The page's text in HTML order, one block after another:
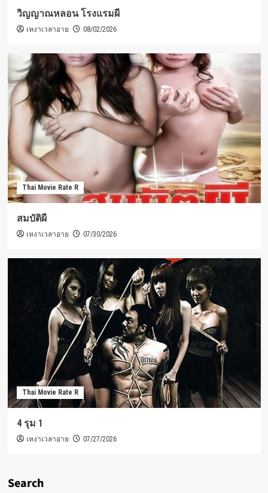
วิญญาณหลอน โรงแรมผี
เหงาเวลาอาย 08/02/2026
Thai Movie Rate R
สมบัติผี
เหงาเวลาอาย 07/30/2026
Thai Movie Rate R
4 รุม 1
เหงาเวลาอาย 07/27/2026
Search